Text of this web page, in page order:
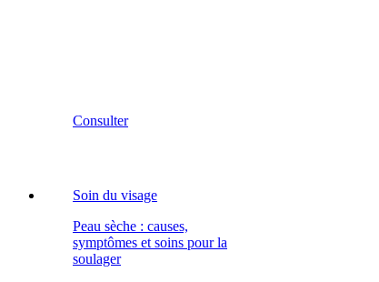
Consulter
Soin du visage
Peau sèche : causes,
symptômes et soins pour la
soulager